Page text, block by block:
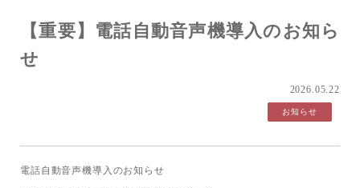
【重要】電話自動音声機導入のお知ら
せ
2026.05.22
お知らせ
電話自動音声機導入のお知らせ